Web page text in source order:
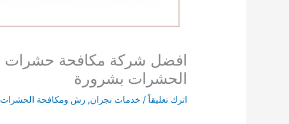
الحشرات بشرورة
اترك تعليقاً /خدمات نجران,رش ومكافحة الحشرات